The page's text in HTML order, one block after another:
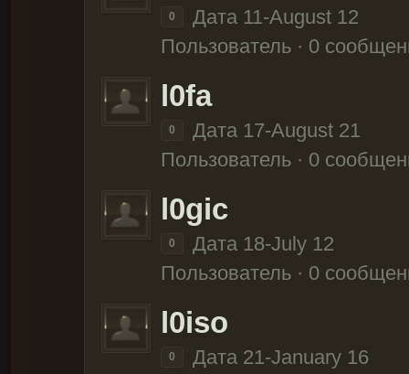
0
Дата 11-August 12
Пользователь · 0
l0fa
0
Дата 17-August 21
Пользователь · 0
l0gic
0
Дата 18-July 12
Пользователь · 0
l0iso
0
Дата 21-January 16